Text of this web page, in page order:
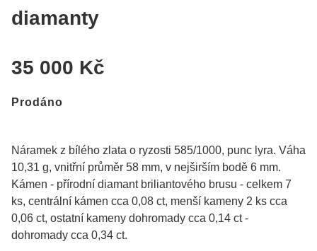
diamanty
35 000 Kč
Prodáno
Náramek z bílého zlata o ryzosti 585/1000, punc lyra. Váha
10,31 g, vnitřní průměr 58 mm, v nejširším bodě 6 mm.
Kámen - přírodní diamant briliantového brusu - celkem 7
ks, centrální kámen cca 0,08 ct, menší kameny 2 ks cca
0,06 ct, ostatní kameny dohromady cca 0,14 ct -
dohromady cca 0,34 ct.